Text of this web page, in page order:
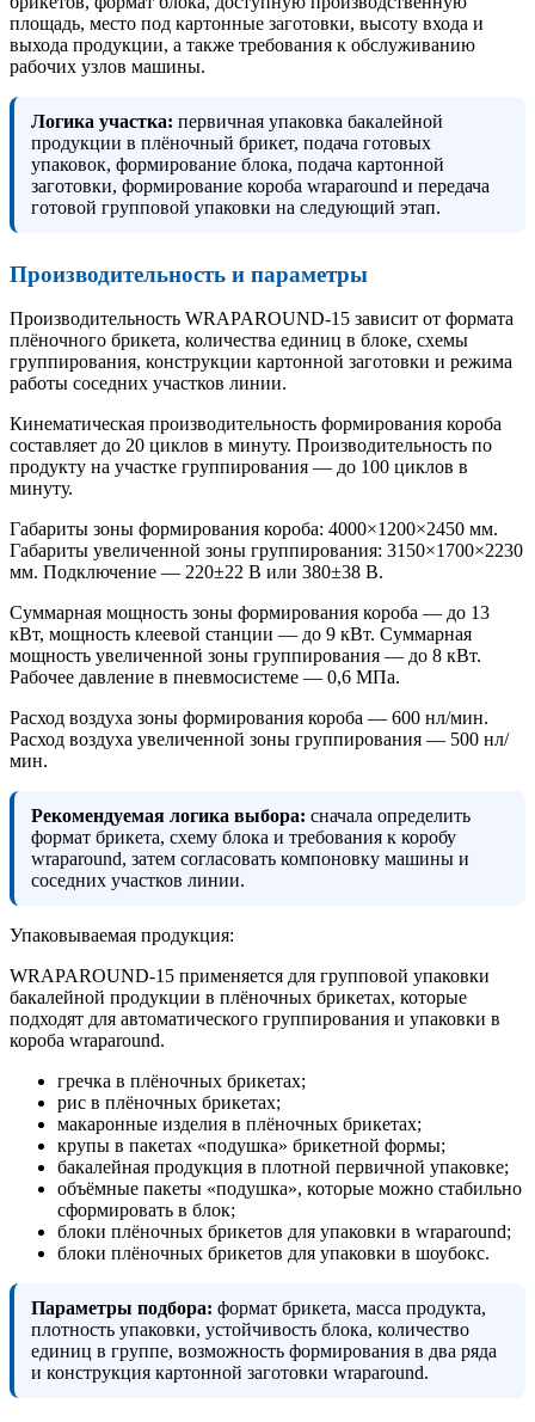
площадь, место под картонные заготовки, высоту входа и
выхода продукции, а также требования к обслуживанию
рабочих узлов машины.
Логика участка: первичная упаковка бакалейной
продукции в плёночный брикет, подача готовых
упаковок, формирование блока, подача картонной
заготовки, формирование короба wraparound и передача
готовой групповой упаковки на следующий этап.
Производительность и параметры
Производительность WRAPAROUND-15 зависит от формата
плёночного брикета, количества единиц в блоке, схемы
группирования, конструкции картонной заготовки и режима
работы соседних участков линии.
Кинематическая производительность формирования короба
составляет до 20 циклов в минуту. Производительность по
продукту на участке группирования — до 100 циклов в
минуту.
Габариты зоны формирования короба: 4000×1200×2450 мм.
Габариты увеличенной зоны группирования: 3150×1700×2230
мм. Подключение — 220±22 В или 380±38 В.
Суммарная мощность зоны формирования короба — до 13
кВт, мощность клеевой станции — до 9 кВт. Суммарная
мощность увеличенной зоны группирования — до 8 кВт.
Рабочее давление в пневмосистеме — 0,6 МПа.
Расход воздуха зоны формирования короба — 600 нл/мин.
Расход воздуха увеличенной зоны группирования — 500 нл/
мин.
Рекомендуемая логика выбора: сначала определить
формат брикета, схему блока и требования к коробу
wraparound, затем согласовать компоновку машины и
соседних участков линии.
Упаковываемая продукция:
WRAPAROUND-15 применяется для групповой упаковки
бакалейной продукции в плёночных брикетах, которые
подходят для автоматического группирования и упаковки в
короба wraparound.
гречка в плёночных брикетах;
рис в плёночных брикетах;
макаронные изделия в плёночных брикетах;
крупы в пакетах «подушка» брикетной формы;
бакалейная продукция в плотной первичной упаковке;
объёмные пакеты «подушка», которые можно стабильно
сформировать в блок;
блоки плёночных брикетов для упаковки в wraparound;
блоки плёночных брикетов для упаковки в шоубокс.
Параметры подбора: формат брикета, масса продукта,
плотность упаковки, устойчивость блока, количество
единиц в группе, возможность формирования в два ряда
и конструкция картонной заготовки wraparound.